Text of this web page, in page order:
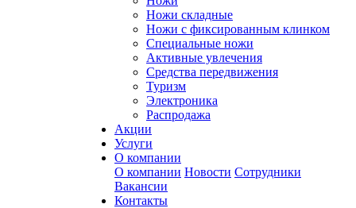
Ножи складные
Ножи с фиксированным клинком
Специальные ножи
Активные увлечения
Средства передвижения
Туризм
Электроника
Распродажа
Акции
Услуги
О компании
О компании Новости Сотрудники
Вакансии
Контакты